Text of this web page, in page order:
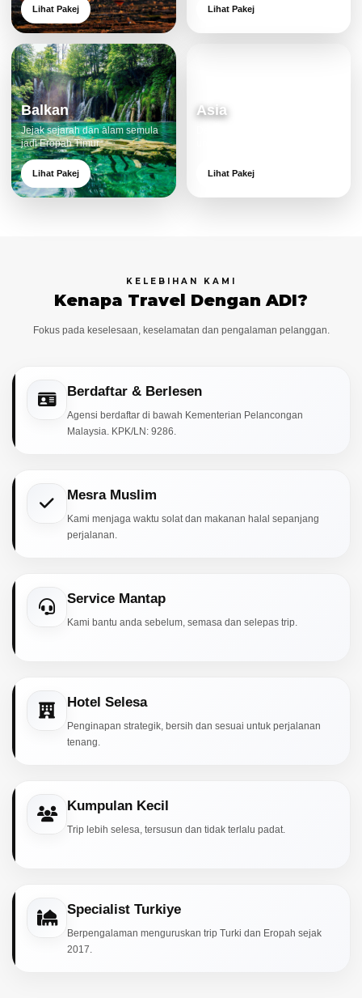
Lihat Pakej Lihat Pakej
Balkan
Jejak sejarah dan alam semula
jadi Eropah Timur.
Lihat Pakej
Asia
Lihat Pakej
KELEBIHAN KAMI
Kenapa Travel Dengan ADI?
Fokus pada keselesaan, keselamatan dan pengalaman pelanggan.
Berdaftar & Berlesen
Agensi berdaftar di bawah Kementerian Pelancongan
Malaysia. KPK/LN: 9286.
Mesra Muslim
Kami menjaga waktu solat dan makanan halal sepanjang
perjalanan.
Service Mantap
Kami bantu anda sebelum, semasa dan selepas trip.
Hotel Selesa
Penginapan strategik, bersih dan sesuai untuk perjalanan
tenang.
Kumpulan Kecil
Trip lebih selesa, tersusun dan tidak terlalu padat.
Specialist Turkiye
Berpengalaman menguruskan trip Turki dan Eropah sejak
2017.